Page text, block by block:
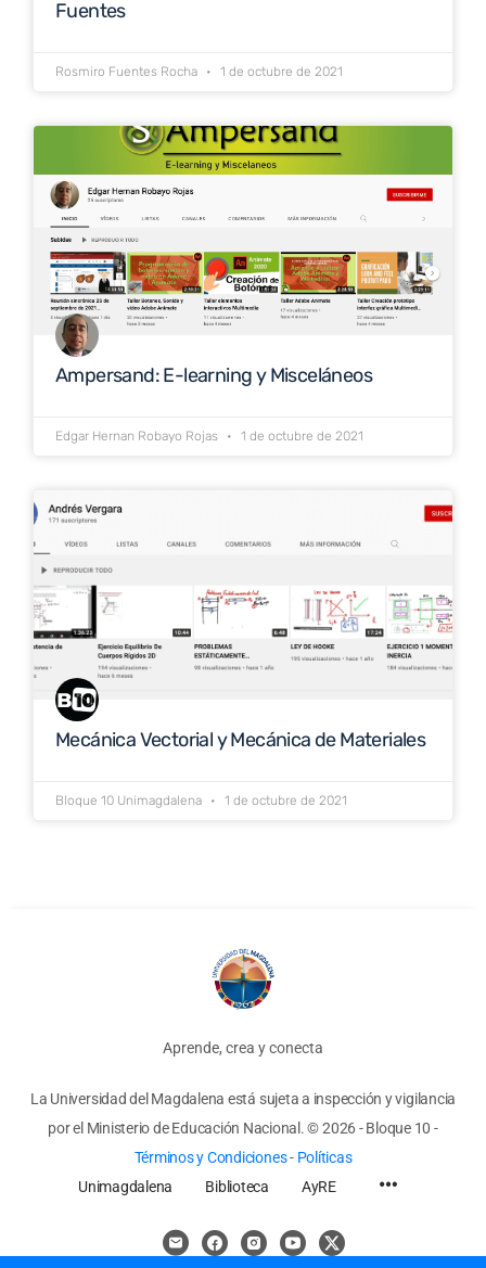
Fuentes
Rosmiro Fuentes Rocha 1 de octubre de 2021
Ampersand: E-learning y Misceláneos
Edgar Hernan Robayo Rojas 1 de octubre de 2021
Mecánica Vectorial y Mecánica de Materiales
Bloque 10 Unimagdalena 1 de octubre de 2021
Aprende, crea y conecta
La Universidad del Magdalena está sujeta a inspección y vigilancia
por el Ministerio de Educación Nacional.© 2026 - Bloque 10 -
Términos y Condiciones- Políticas
Unimagdalena
Biblioteca AyRE